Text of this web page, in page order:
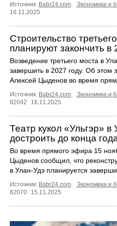
Источник: Babr24.com Экономика и
16.11.2025
Строительство
планируют закончить в
Возведение третьего моста в
завершить в 2027 году. Об этом
Алексей Цыденов во время
Источник: Babr24.com Экономика и
82042
16.11.2025
Театр кукол «Ульгэр»
достроить до конца
Во время прямого эфира 15
Цыденов сообщил, что
в Улан-Удэ планируется
Источник: Babr24.com. Экономика и
82070
15.11.2025